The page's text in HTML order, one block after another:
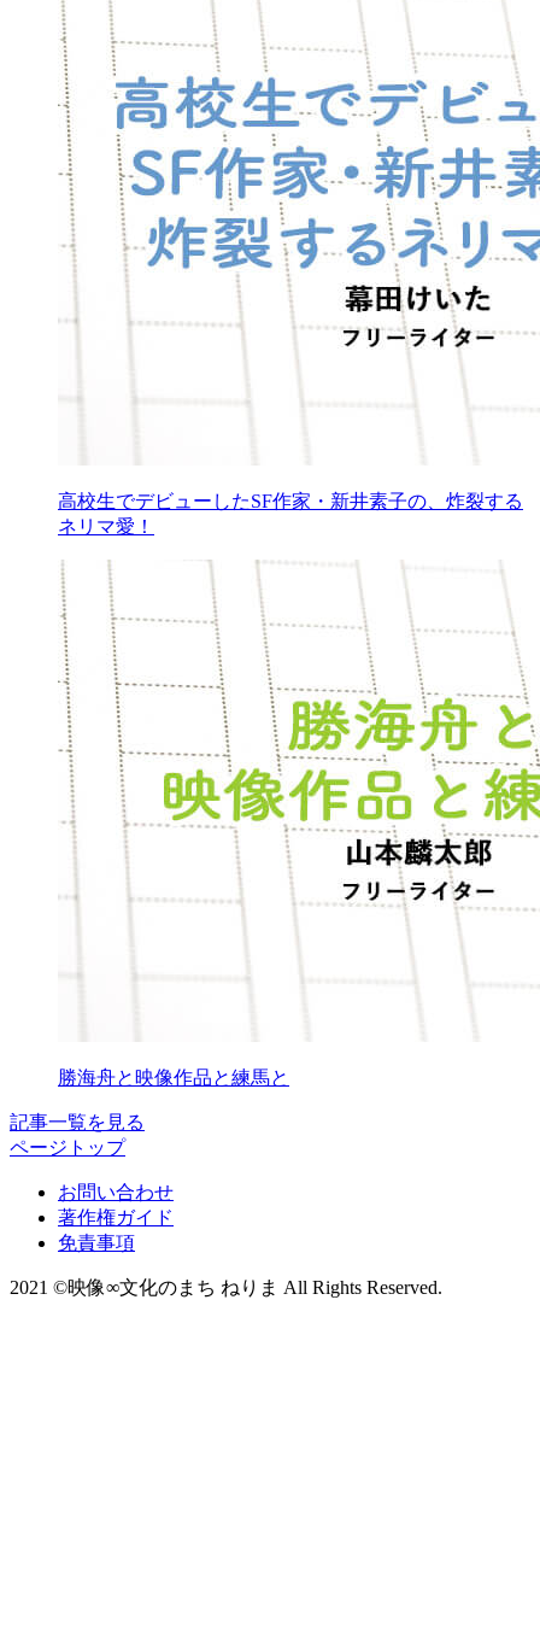
高校生でデビューしたSF作家・新井素子の、炸裂する
ネリマ愛！
勝海舟と映像作品と練馬と
記事一覧を見る
ページトップ
お問い合わせ
著作権ガイド
免責事項
2021 ©映像∞文化のまち ねりま All Rights Reserved.